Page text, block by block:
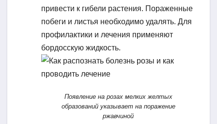
привести к гибели растения. Пораженные
побеги и листья необходимо удалять. Для
профилактики и лечения применяют
бордосскую жидкость.
Появление на розах мелких желтых
образований указывает на поражение
ржавчиной